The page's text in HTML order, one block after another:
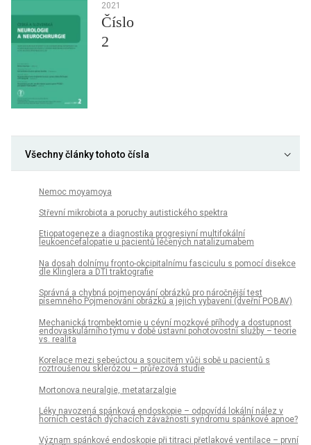
2021
Číslo
2
Všechny články tohoto čísla
Nemoc moyamoya
Střevní mikrobiota a poruchy autistického spektra
Etiopatogeneze a diagnostika progresivní multifokální
leukoencefalopatie u pacientů léčených natalizumabem
Na dosah dolnímu fronto-okcipitalnímu fasciculu s pomocí disekce
dle Klinglera a DTI traktografie
Správná a chybná pojmenování obrázků pro náročnější test
písemného Pojmenování obrázků a jejich vybavení (dveřní POBAV)
Mechanická trombektomie u cévní mozkové příhody a dostupnost
endovaskulárního týmu v době ústavní pohotovostní služby – teorie
vs. realita
Korelace mezi sebeúctou a soucitem vůči sobě u pacientů s
roztroušenou sklerózou – průřezová studie
Mortonova neuralgie, metatarzalgie
Léky navozená spánková endoskopie – odpovídá lokální nález v
horních cestách dýchacích závažnosti syndromu spánkové apnoe?
Význam spánkové endoskopie při titraci přetlakové ventilace – první